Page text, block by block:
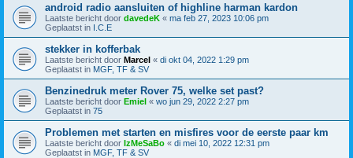
android radio aansluiten of highline harman kardon
Laatste bericht door davedeK « ma feb 27, 2023 10:06 pm
Geplaatst in I.C.E
stekker in kofferbak
Laatste bericht door Marcel « di okt 04, 2022 1:29 pm
Geplaatst in MGF, TF & SV
Benzinedruk meter Rover 75, welke set past?
Laatste bericht door Emiel « wo jun 29, 2022 2:27 pm
Geplaatst in 75
Problemen met starten en misfires voor de eerste paar km
Laatste bericht door IzMeSaBo « di mei 10, 2022 12:31 pm
Geplaatst in MGF, TF & SV